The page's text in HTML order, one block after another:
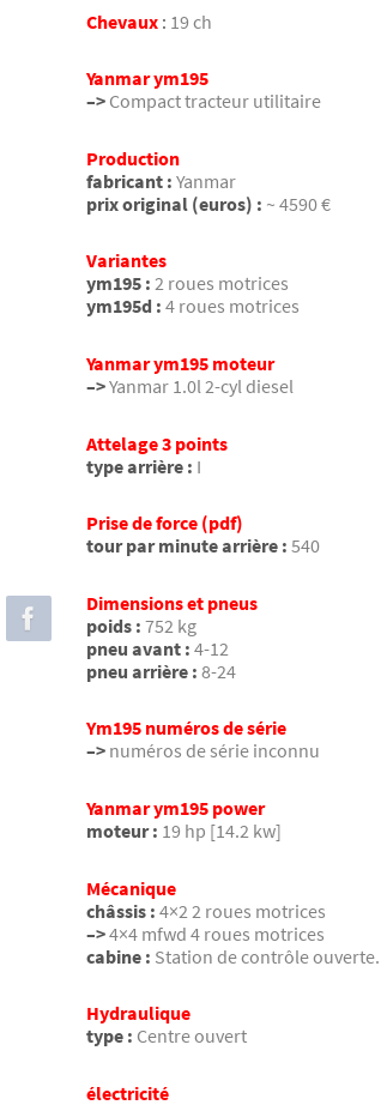
Chevaux : 19 ch
Yanmar ym195
–> Compact tracteur utilitaire
Production
fabricant : Yanmar
prix original (euros) : ~ 4590 €
Variantes
ym195 : 2 roues motrices
ym195d : 4 roues motrices
Yanmar ym195 moteur
–>Yanmar 1.0l 2-cyl diesel
Attelage 3 points
type arrière : I
Prise de force (pdf)
tour par minute arrière : 540
Dimensions et pneus
poids : 752 kg
pneu avant : 4-12
pneu arrière : 8-24
Ym195 numéros de série
–> numéros de série inconnu
Yanmar ym195 power
moteur : 19 hp [14.2 kw]
Mécanique
châssis : 4×2 2 roues motrices
–>4×4 mfwd 4 roues motrices
cabine : Station de contrôle ouverte.
Hydraulique
type : Centre ouvert
électricité